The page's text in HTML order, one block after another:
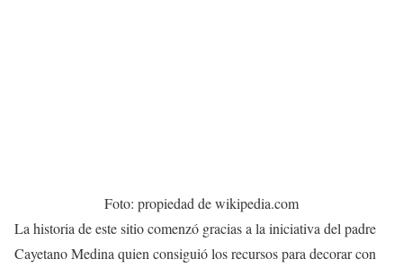
Foto: propiedad de wikipedia.com
La historia de este sitio comenzó gracias a la iniciativa del padre
Cayetano Medina quien consiguió los recursos para decorar con